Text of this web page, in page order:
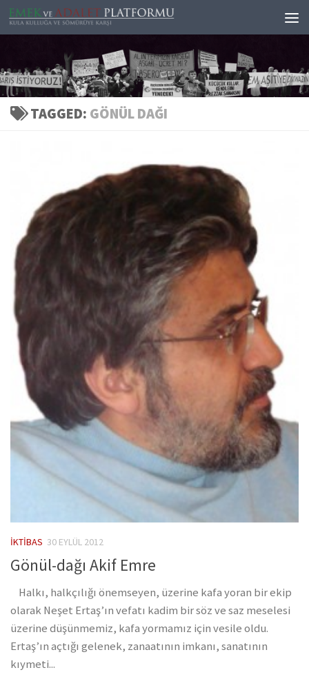
Skip to content
TAGGED: GÖNÜL DAĞI
İKTIBAS 30 EYLÜL 2012
Gönül-dağı Akif Emre
Halkı, halkçılığı önemseyen, üzerine kafa yoran bir ekip
olarak Neşet Ertaş’ın vefatı kadim bir söz ve saz meselesi
üzerine düşünmemiz, kafa yormamız için vesile oldu.
Ertaş’ın açtığı gelenek, zanaatının imkanı, sanatının
kıymeti...